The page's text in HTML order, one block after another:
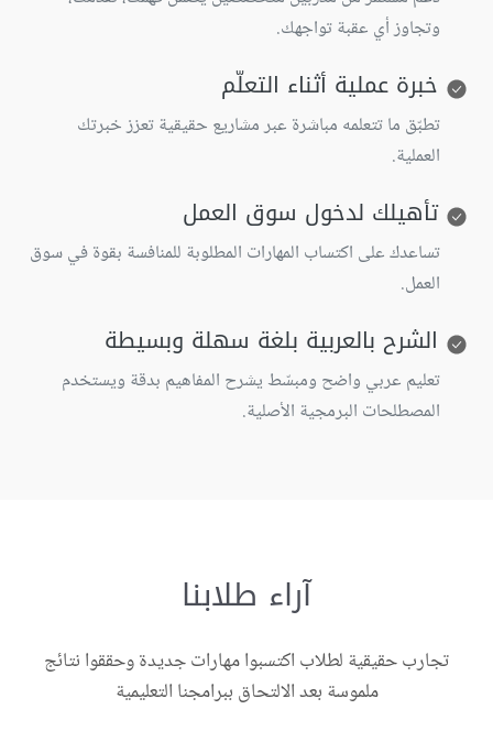
وتجاوز أي عقبة تواجهك.
خبرة عملية أثناء التعلّم
تطبّق ما تتعلمه مباشرة عبر مشاريع حقيقية تعزز خبرتك
العملية.
تأهيلك لدخول سوق العمل
تساعدك على اكتساب المهارات المطلوبة للمنافسة بقوة في سوق
العمل.
الشرح بالعربية بلغة سهلة وبسيطة
تعليم عربي واضح ومبسّط يشرح المفاهيم بدقة ويستخدم
المصطلحات البرمجية الأصلية.
آراء طلابنا
تجارب حقيقية لطلاب اكتسبوا مهارات جديدة وحققوا نتائج
ملموسة بعد الالتحاق ببرامجنا التعليمية